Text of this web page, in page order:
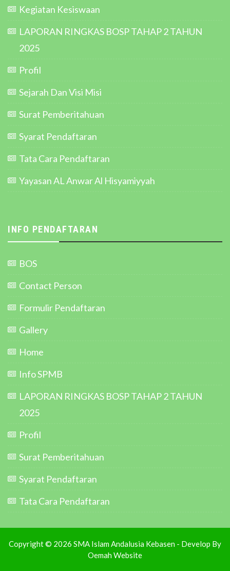
Kegiatan Kesiswaan
LAPORAN RINGKAS BOSP TAHAP 2 TAHUN
2025
Profil
Sejarah Dan Visi Misi
Surat Pemberitahuan
Syarat Pendaftaran
Tata Cara Pendaftaran
Yayasan AL Anwar Al Hisyamiyyah
INFO PENDAFTARAN
BOS
Contact Person
Formulir Pendaftaran
Gallery
Home
Info SPMB
LAPORAN RINGKAS BOSP TAHAP 2 TAHUN
2025
Profil
Surat Pemberitahuan
Syarat Pendaftaran
Tata Cara Pendaftaran
Copyright © 2026 SMA Islam Andalusia Kebasen - Develop By
Oemah Website